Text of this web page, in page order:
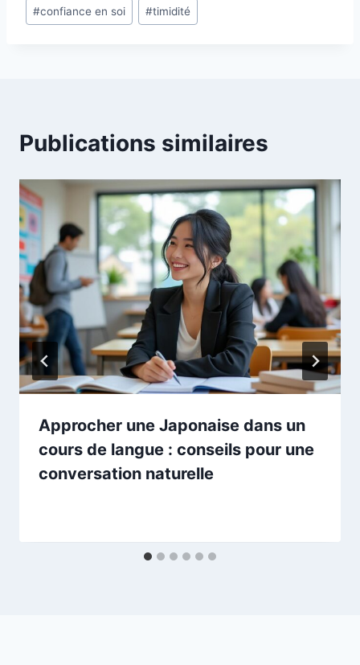
la#confiance en soi #timidité
Publications similaires
Approcher une Japonaise dans un
cours de langue : conseils pour une
conversation naturelle